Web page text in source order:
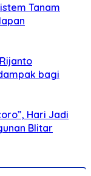
Tanam
bagi
Hari Jadi
Blitar